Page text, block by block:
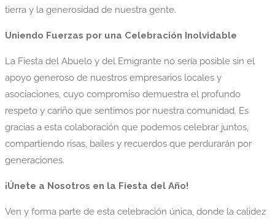
tierra y la generosidad de nuestra gente.
Uniendo Fuerzas por una Celebración Inolvidable
La Fiesta del Abuelo y del Emigrante no sería posible sin el
apoyo generoso de nuestros empresarios locales y
asociaciones, cuyo compromiso demuestra el profundo
respeto y cariño que sentimos por nuestra comunidad. Es
gracias a esta colaboración que podemos celebrar juntos,
compartiendo risas, bailes y recuerdos que perdurarán por
generaciones.
¡Únete a Nosotros en la Fiesta del Año!
Ven y forma parte de esta celebración única, donde la calidez